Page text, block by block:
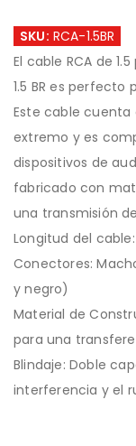
SKU: RCA-1.5BR
El cable RCA de
1.5 BR es
Este cable
extremo y es
dispositivos de
fabricado con
una transmisión
Longitud del
Conectores:
y negro)
Material de
para una
Blindaje: Doble
interferencia y el